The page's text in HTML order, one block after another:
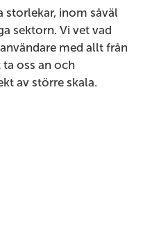
storlekar, inom såväl
sektorn. Vi vet vad
med allt från
oss an och
av större skala.